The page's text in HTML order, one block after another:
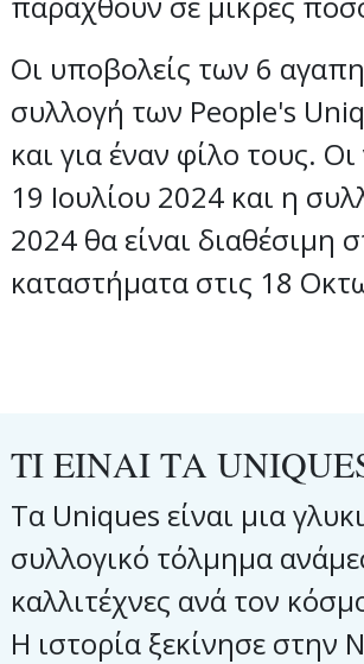
Οι υποβολείς των 6
συλλογή των People's
και για έναν φίλο τους.
19 Ιουλίου 2024 και η
2024 θα είναι διαθέσιμη
καταστήματα στις 18
ΤΙ ΕΙΝΑΙ ΤΑ
Τα Uniques είναι μια
συλλογικό τόλμημα
καλλιτέχνες ανά τον
Η ιστορία ξεκίνησε στην